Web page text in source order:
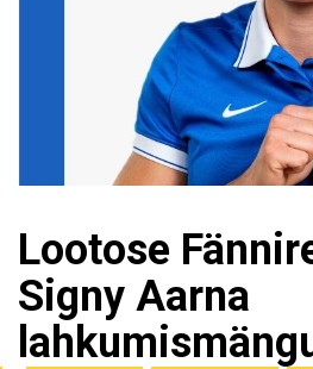
Lootose
Signy Aarna